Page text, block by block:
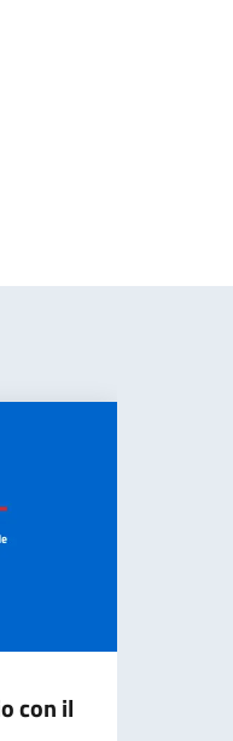
con il